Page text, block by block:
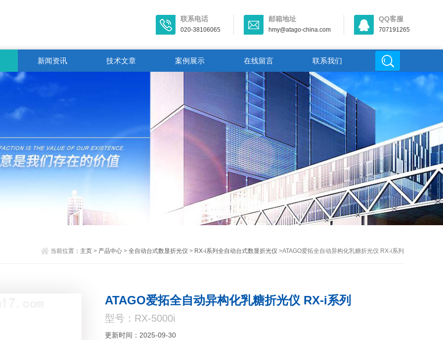
联系电话
020-38106065
邮箱地址
hmy@atago-china.com
QQ客服
707191265
新闻资讯 技术文章 案例展示 在线留言 联系我们
当前位置： 主页> 产品中心> 全自动台式数显折光仪 > RX-i系列全自动台式数显折光仪 >ATAGO爱拓全自动异构化乳糖折光仪 RX-i系列
ATAGO爱拓全自动异构化乳糖折光仪 RX-i系列
型号：RX-5000i
更新时间：2025-09-30